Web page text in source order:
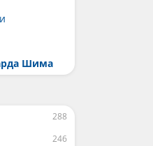
Шима